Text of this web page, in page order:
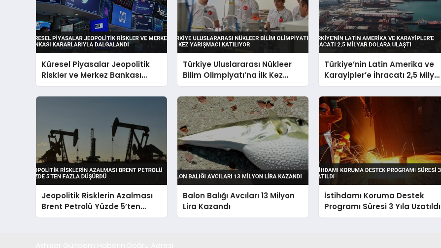
Küresel Piyasalar Jeopolitik
Riskler ve Merkez Bankası
Kararlarıyla Dalgalandı
Türkiye Uluslararası Nükleer
Bilim Olimpiyatı’na İlk Kez
Yarışmacı Katılıyor
Türkiye’nin Latin Amerika ve
Karayipler’e İhracatı 2,5 Milyar
Dolara Ulaştı
Jeopolitik Risklerin Azalması
Brent Petrolü Yüzde 5’ten
Fazla Düşürdü
Balon Balığı Avcıları 13 Milyon
Lira Kazandı
İstihdamı Koruma Destek
Programı Süresi 3 Yıla Uzatıldı